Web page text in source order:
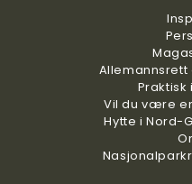
Praktisk
Vil du være
Hytte i Nord-